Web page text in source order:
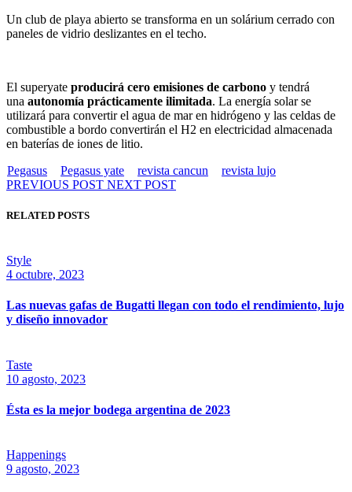
Un club de playa abierto se transforma en un solárium cerrado con
paneles de vidrio deslizantes en el techo.
El superyate producirá cero emisiones de carbono y tendrá
una autonomía prácticamente ilimitada. La energía solar se
utilizará para convertir el agua de mar en hidrógeno y las celdas de
combustible a bordo convertirán el H2 en electricidad almacenada
en baterías de iones de litio.
Pegasus
Pegasus yate revista cancun
revista lujo
PREVIOUS POST NEXT POST
RELATED POSTS
Style
4 octubre, 2023
Las nuevas gafas de Bugatti llegan con todo el rendimiento, lujo
y diseño innovador
Taste
10 agosto, 2023
Ésta es la mejor bodega argentina de 2023
Happenings
9 agosto, 2023